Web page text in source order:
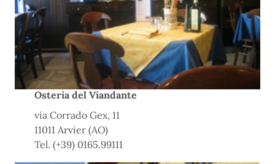
Osteria del Viandante
via Corrado Gex, 11
11011 Arvier (AO)
Tel. (+39) 0165.99111